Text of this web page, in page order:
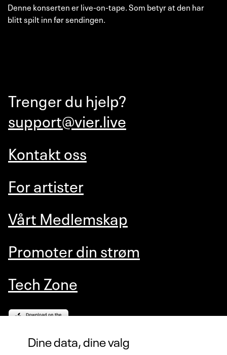
Dine data, dine valg
Denne konserten er live-on-tape. Som betyr at den har
blitt spilt inn før sendingen.
Trenger du hjelp?
support@vier.live
Kontakt oss
For artister
Vårt Medlemskap
Promoter din strøm
Tech Zone
VIERLIVE AS